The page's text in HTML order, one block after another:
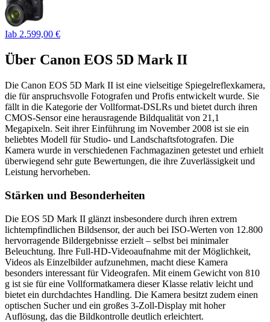
Iab 2.599,00 €
Über Canon EOS 5D Mark II
Die Canon EOS 5D Mark II ist eine vielseitige Spiegelreflexkamera,
die für anspruchsvolle Fotografen und Profis entwickelt wurde. Sie
fällt in die Kategorie der Vollformat-DSLRs und bietet durch ihren
CMOS-Sensor eine herausragende Bildqualität von 21,1
Megapixeln. Seit ihrer Einführung im November 2008 ist sie ein
beliebtes Modell für Studio- und Landschaftsfotografen. Die
Kamera wurde in verschiedenen Fachmagazinen getestet und erhielt
überwiegend sehr gute Bewertungen, die ihre Zuverlässigkeit und
Leistung hervorheben.
Stärken und Besonderheiten
Die EOS 5D Mark II glänzt insbesondere durch ihren extrem
lichtempfindlichen Bildsensor, der auch bei ISO-Werten von 12.800
hervorragende Bildergebnisse erzielt – selbst bei minimaler
Beleuchtung. Ihre Full-HD-Videoaufnahme mit der Möglichkeit,
Videos als Einzelbilder aufzunehmen, macht diese Kamera
besonders interessant für Videografen. Mit einem Gewicht von 810
g ist sie für eine Vollformatkamera dieser Klasse relativ leicht und
bietet ein durchdachtes Handling. Die Kamera besitzt zudem einen
optischen Sucher und ein großes 3-Zoll-Display mit hoher
Auflösung, das die Bildkontrolle deutlich erleichtert.